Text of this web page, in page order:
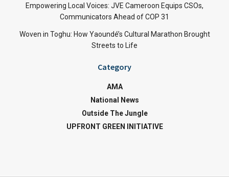
Empowering Local Voices: JVE Cameroon Equips CSOs,
Communicators Ahead of COP 31
Woven in Toghu: How Yaoundé’s Cultural Marathon Brought
Streets to Life
Category
AMA
National News
Outside The Jungle
UPFRONT GREEN INITIATIVE